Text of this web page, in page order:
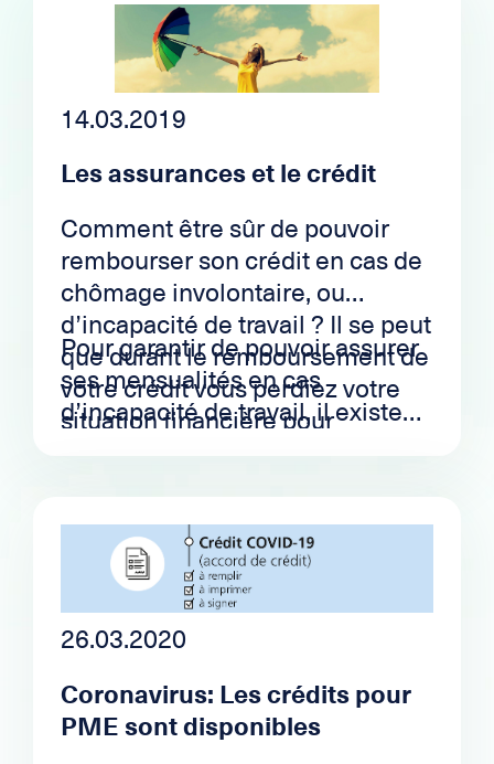
14.03.2019
Les assurances et le crédit
Comment être sûr de pouvoir
rembourser son crédit en cas de
chômage involontaire, ou
d’incapacité de travail ? Il se peut
que durant le remboursement de
votre crédit vous perdiez votre
situation financière pour
à un accident ou une maladie.
Pour garantir de pouvoir assurer
ses mensualités en cas
d’incapacité de travail, il existe
gain). Nous allons revenir en
détail sur ces deux options dans
notre article, mais aussi sur les
différentes possibilités
dans le crédit privé.
26.03.2020
Coronavirus: Les crédits pour
PME sont disponibles